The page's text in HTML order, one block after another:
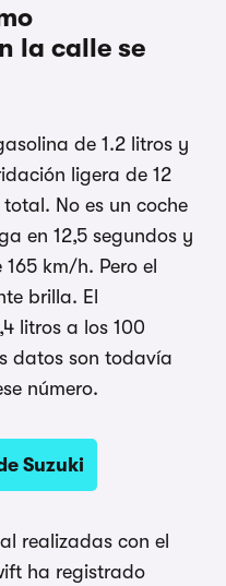
la calle se
de 1.2 litros y
ligera de 12
No es un coche
en 12,5 segundos y
km/h. Pero el
brilla. El
litros a los 100
datos son todavía
número.
Suzuki
realizadas con el
ha registrado